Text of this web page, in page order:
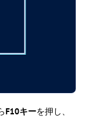
F10キーを押し、